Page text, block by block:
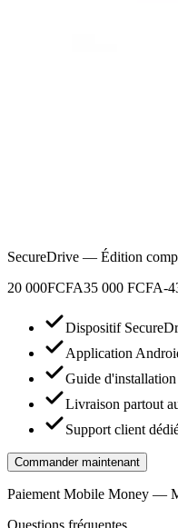
SecureDrive — Édition
20 000FCFA35 000 FCFA-
Dispositif
Application
Guide d'installation
Livraison partout
Support client
Commander maintenant
Paiement Mobile Money —